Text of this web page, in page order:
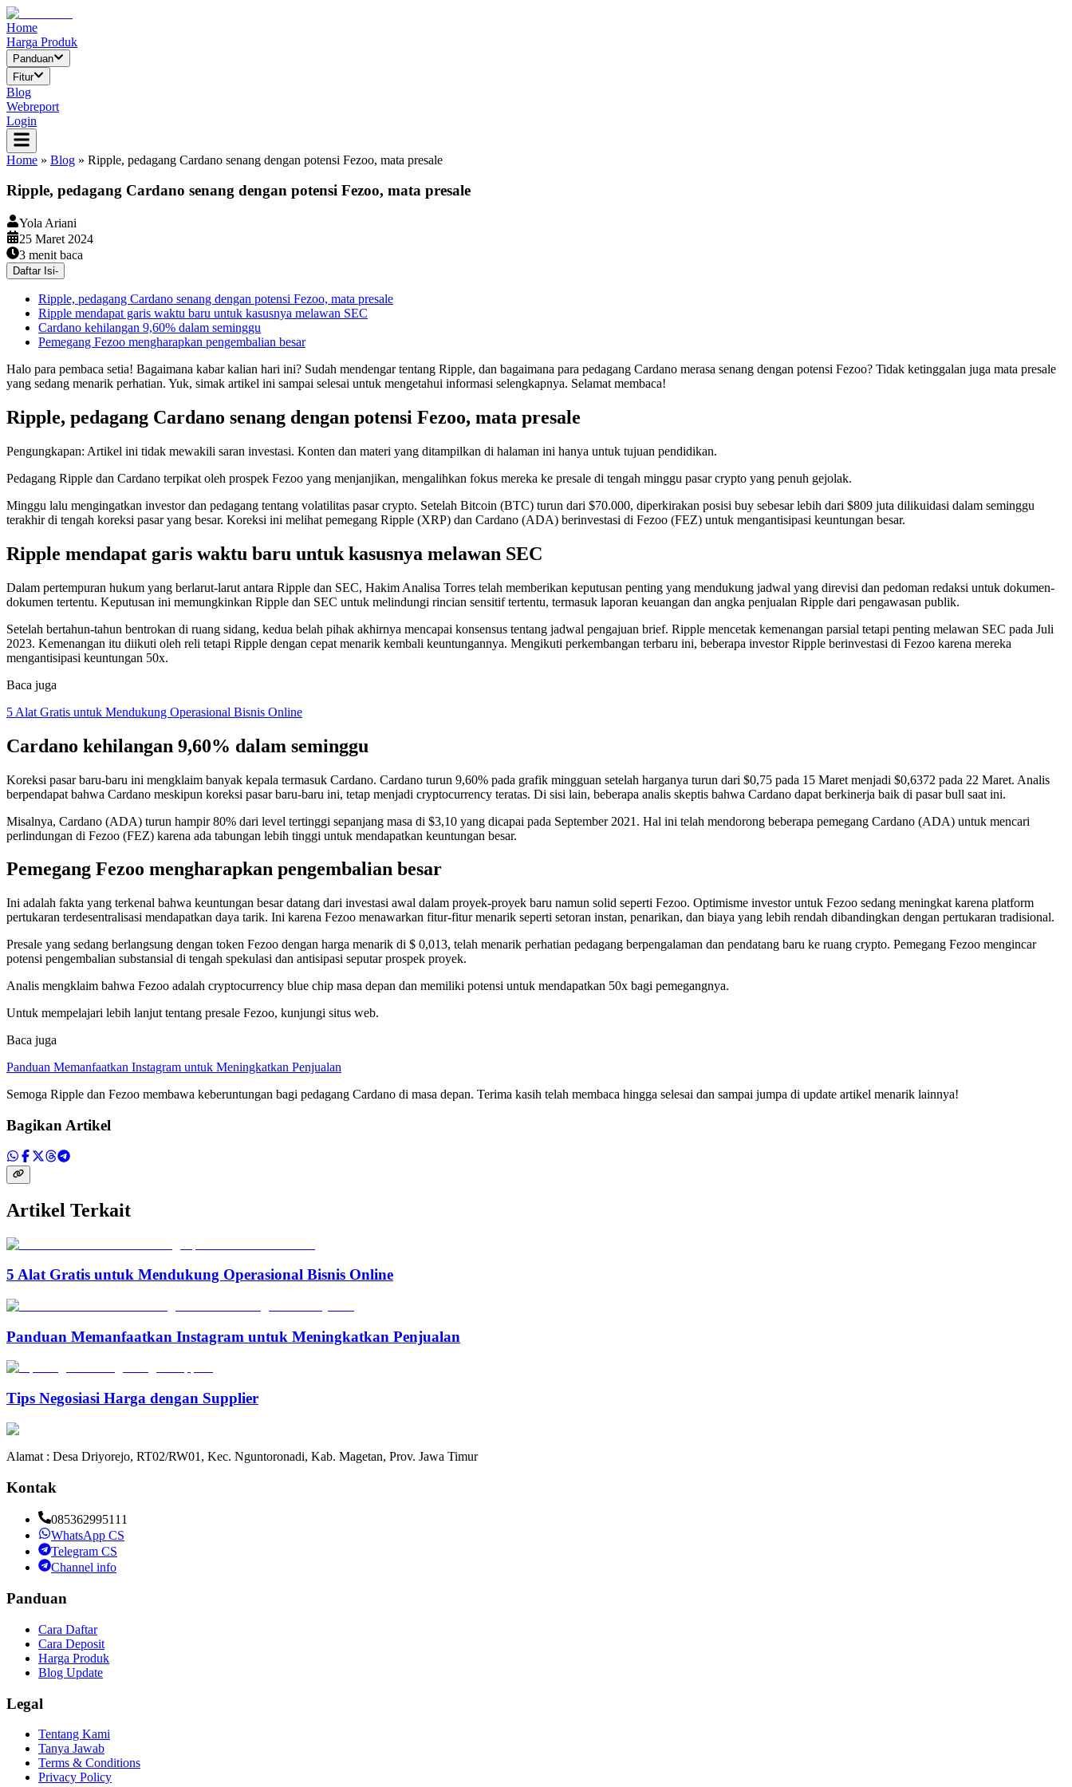
Home
Harga Produk
Panduan
Fitur
Blog
Webreport
Login
Home » Blog » Ripple, pedagang Cardano senang dengan potensi Fezoo, mata presale
Ripple, pedagang Cardano senang dengan potensi Fezoo, mata presale
Yola Ariani
25 Maret 2024
3 menit baca
Daftar Isi-
Ripple, pedagang Cardano senang dengan potensi Fezoo, mata presale
Ripple mendapat garis waktu baru untuk kasusnya melawan SEC
Cardano kehilangan 9,60% dalam seminggu
Pemegang Fezoo mengharapkan pengembalian besar
Halo para pembaca setia! Bagaimana kabar kalian hari ini? Sudah mendengar tentang Ripple, dan bagaimana para pedagang Cardano merasa senang dengan potensi Fezoo? Tidak ketinggalan juga mata presale
yang sedang menarik perhatian. Yuk, simak artikel ini sampai selesai untuk mengetahui informasi selengkapnya. Selamat membaca!
Ripple, pedagang Cardano senang dengan potensi Fezoo, mata presale
Pengungkapan: Artikel ini tidak mewakili saran investasi. Konten dan materi yang ditampilkan di halaman ini hanya untuk tujuan pendidikan.
Pedagang Ripple dan Cardano terpikat oleh prospek Fezoo yang menjanjikan, mengalihkan fokus mereka ke presale di tengah minggu pasar crypto yang penuh gejolak.
Minggu lalu mengingatkan investor dan pedagang tentang volatilitas pasar crypto. Setelah Bitcoin (BTC) turun dari $70.000, diperkirakan posisi buy sebesar lebih dari $809 juta dilikuidasi dalam seminggu
terakhir di tengah koreksi pasar yang besar. Koreksi ini melihat pemegang Ripple (XRP) dan Cardano (ADA) berinvestasi di Fezoo (FEZ) untuk mengantisipasi keuntungan besar.
Ripple mendapat garis waktu baru untuk kasusnya melawan SEC
Dalam pertempuran hukum yang berlarut-larut antara Ripple dan SEC, Hakim Analisa Torres telah memberikan keputusan penting yang mendukung jadwal yang direvisi dan pedoman redaksi untuk dokumen-
dokumen tertentu. Keputusan ini memungkinkan Ripple dan SEC untuk melindungi rincian sensitif tertentu, termasuk laporan keuangan dan angka penjualan Ripple dari pengawasan publik.
Setelah bertahun-tahun bentrokan di ruang sidang, kedua belah pihak akhirnya mencapai konsensus tentang jadwal pengajuan brief. Ripple mencetak kemenangan parsial tetapi penting melawan SEC pada Juli
2023. Kemenangan itu diikuti oleh reli tetapi Ripple dengan cepat menarik kembali keuntungannya. Mengikuti perkembangan terbaru ini, beberapa investor Ripple berinvestasi di Fezoo karena mereka
mengantisipasi keuntungan 50x.
Baca juga
5 Alat Gratis untuk Mendukung Operasional Bisnis Online
Cardano kehilangan 9,60% dalam seminggu
Koreksi pasar baru-baru ini mengklaim banyak kepala termasuk Cardano. Cardano turun 9,60% pada grafik mingguan setelah harganya turun dari $0,75 pada 15 Maret menjadi $0,6372 pada 22 Maret. Analis
berpendapat bahwa Cardano meskipun koreksi pasar baru-baru ini, tetap menjadi cryptocurrency teratas. Di sisi lain, beberapa analis skeptis bahwa Cardano dapat berkinerja baik di pasar bull saat ini.
Misalnya, Cardano (ADA) turun hampir 80% dari level tertinggi sepanjang masa di $3,10 yang dicapai pada September 2021. Hal ini telah mendorong beberapa pemegang Cardano (ADA) untuk mencari
perlindungan di Fezoo (FEZ) karena ada tabungan lebih tinggi untuk mendapatkan keuntungan besar.
Pemegang Fezoo mengharapkan pengembalian besar
Ini adalah fakta yang terkenal bahwa keuntungan besar datang dari investasi awal dalam proyek-proyek baru namun solid seperti Fezoo. Optimisme investor untuk Fezoo sedang meningkat karena platform
pertukaran terdesentralisasi mendapatkan daya tarik. Ini karena Fezoo menawarkan fitur-fitur menarik seperti setoran instan, penarikan, dan biaya yang lebih rendah dibandingkan dengan pertukaran tradisional.
Presale yang sedang berlangsung dengan token Fezoo dengan harga menarik di $ 0,013, telah menarik perhatian pedagang berpengalaman dan pendatang baru ke ruang crypto. Pemegang Fezoo mengincar
potensi pengembalian substansial di tengah spekulasi dan antisipasi seputar prospek proyek.
Analis mengklaim bahwa Fezoo adalah cryptocurrency blue chip masa depan dan memiliki potensi untuk mendapatkan 50x bagi pemegangnya.
Untuk mempelajari lebih lanjut tentang presale Fezoo, kunjungi situs web.
Baca juga
Panduan Memanfaatkan Instagram untuk Meningkatkan Penjualan
Semoga Ripple dan Fezoo membawa keberuntungan bagi pedagang Cardano di masa depan. Terima kasih telah membaca hingga selesai dan sampai jumpa di update artikel menarik lainnya!
Bagikan Artikel
Artikel Terkait
5 Alat Gratis untuk Mendukung Operasional Bisnis Online
Panduan Memanfaatkan Instagram untuk Meningkatkan Penjualan
Tips Negosiasi Harga dengan Supplier
Alamat : Desa Driyorejo, RT02/RW01, Kec. Nguntoronadi, Kab. Magetan, Prov. Jawa Timur
Kontak
085362995111
WhatsApp CS
Telegram CS
Channel info
Panduan
Cara Daftar
Cara Deposit
Harga Produk
Blog Update
Legal
Tentang Kami
Tanya Jawab
Terms & Conditions
Privacy Policy